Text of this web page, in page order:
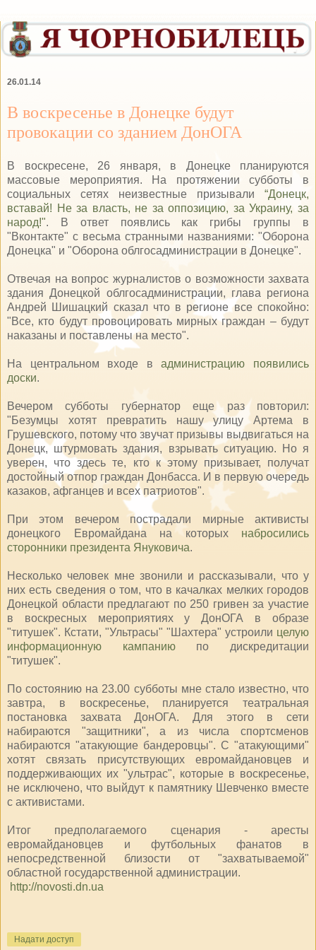
26.01.14
В воскресенье в Донецке будут
провокации со зданием ДонОГА
В воскресене, 26 января, в Донецке планируются
массовые мероприятия. На протяжении субботы в
социальных сетях неизвестные призывали “Донецк,
вставай! Не за власть, не за оппозицию, за Украину, за
народ!". В ответ появлись как грибы группы в
"Вконтакте" с весьма странными названиями: "Оборона
Донецка" и "Оборона облгосадминистрации в Донецке".
Отвечая на вопрос журналистов о возможности захвата
здания Донецкой облгосадминистрации, глава региона
Андрей Шишацкий сказал что в регионе все спокойно:
"Все, кто будут провоцировать мирных граждан – будут
наказаны и поставлены на место".
На центральном входе вадминистрацию появились
доски.
Вечером субботы губернатор еще раз повторил:
"Безумцы хотят превратить нашу улицу Артема в
Грушевского, потому что звучат призывы выдвигаться на
Донецк, штурмовать здания, взрывать ситуацию. Но я
уверен, что здесь те, кто к этому призывает, получат
достойный отпор граждан Донбасса. И в первую очередь
казаков, афганцев и всех патриотов".
При этом вечером пострадали мирные активисты
донецкого Евромайдана на которых набросились
сторонники президента Януковича.
Несколько человек мне звонили и рассказывали, что у
них есть сведения о том, что в качалках мелких городов
Донецкой области предлагают по 250 гривен за участие
в воскресных мероприятиях у ДонОГА в образе
"титушек". Кстати, "Ультрасы" "Шахтера" устроили целую
информационную кампаниюпо дискредитации
"титушек".
По состоянию на 23.00 субботы мне стало известно, что
завтра, в воскресенье, планируется театральная
постановка захвата ДонОГА. Для этого в сети
набираются "защитники", а из числа спортсменов
набираются "атакующие бандеровцы". С "атакующими"
хотят связать присутствующих евромайдановцев и
поддерживающих их "ультрас", которые в воскресенье,
не исключено, что выйдут к памятнику Шевченко вместе
с активистами.
Итог предполагаемого сценария - аресты
евромайдановцев и футбольных фанатов в
непосредственной близости от "захватываемой"
областной государственной администрации.
http://novosti.dn.ua
Надати доступ